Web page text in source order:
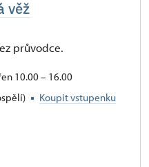
věž
průvodce.
10.00 – 16.00
Koupit vstupenku